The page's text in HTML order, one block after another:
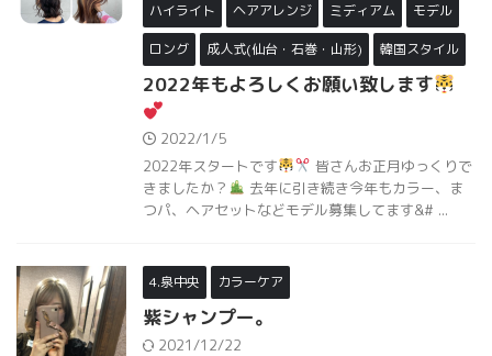
ハイライト ヘアアレンジ ミディアム モデル
ロング 成人式(仙台・石巻・山形) 韓国スタイル
2022年もよろしくお願い致します
2022/1/5
2022年スタートです
皆さんお正月ゆっくりで
きましたか？
去年に引き続き今年もカラー、ま
つパ、ヘアセットなどモデル募集してます&# ...
4.泉中央 カラーケア
紫シャンプー。
2021/12/22